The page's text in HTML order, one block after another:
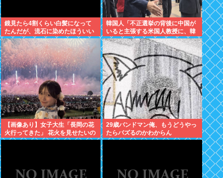
鏡見たら4割くらい白髪になって
たんだが、流石に染めたほういい
の ？半分おじいちゃんでドン引き
したわ
韓国人「不正選挙の背後に中国が
いると主張する米国人教授に、韓
国ネット民が困惑」
【画像あり】女子大生「長岡の花
火行ってきた」 花火を見せたいの
か自分を見せたいのかどっちだ
29歳バンドマン俺、もうどうやっ
たらバズるのかわからん